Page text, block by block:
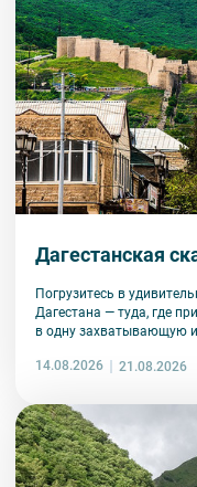
Дагестанская
Погрузитесь в
Дагестана — туда, где
в одну захватывающую
14.08.2026 21.08.2026